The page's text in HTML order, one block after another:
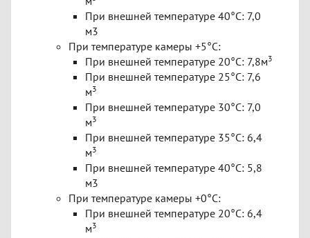
При внешней температуре 40°C: 7,0
м3
При температуре камеры +5°C:
При внешней температуре 20°C: 7,8м3
При внешней температуре 25°C: 7,6
м3
При внешней температуре 30°C: 7,0
м3
При внешней температуре 35°C: 6,4
м3
При внешней температуре 40°C: 5,8
м3
При температуре камеры +0°C:
При внешней температуре 20°C: 6,4
м3